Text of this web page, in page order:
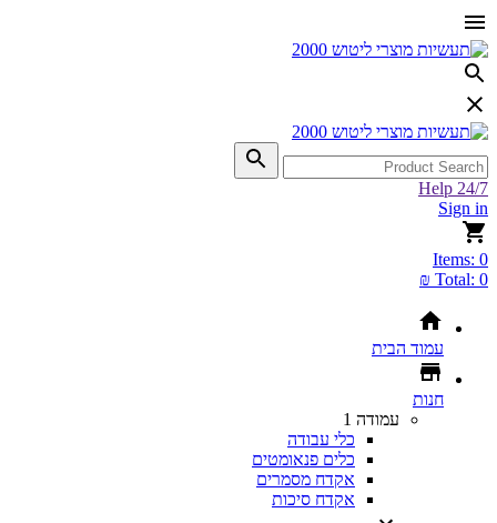
Help 24/7
Sign in
Items: 0
Total: 0 ₪
עמוד הבית
חנות
עמודה 1
כלי עבודה
כלים פנאומטים
אקדח מסמרים
אקדח סיכות